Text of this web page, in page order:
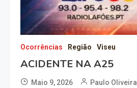
Ocorrências Região Viseu
ACIDENTE NA A25
Maio 9, 2026 Paulo Oliveira